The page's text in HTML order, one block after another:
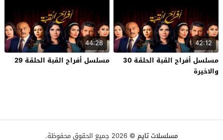
42:12
مسلسل أفراح القبة الحلقة 30
والاخيرة
44:28
مسلسل أفراح القبة الحلقة 29
مسلسلات تايم © 2026 جميع الحقوق محفوظة.